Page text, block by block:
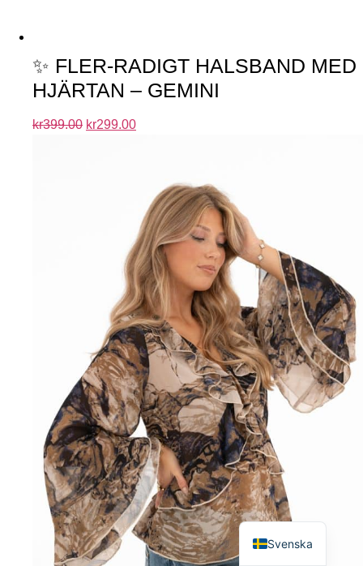
✨ FLER-RADIGT HALSBAND MED
HJÄRTAN – GEMINI
kr399.00 kr299.00
Svenska
English